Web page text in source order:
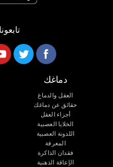
دماغك
العقل والدماغ
حقائق عن دماغك
أجزاء العقل
الخلايا العصبية
اللدونة العصبية
المعرفة
فقدان الذاكرة
الإعاقة الذهنية